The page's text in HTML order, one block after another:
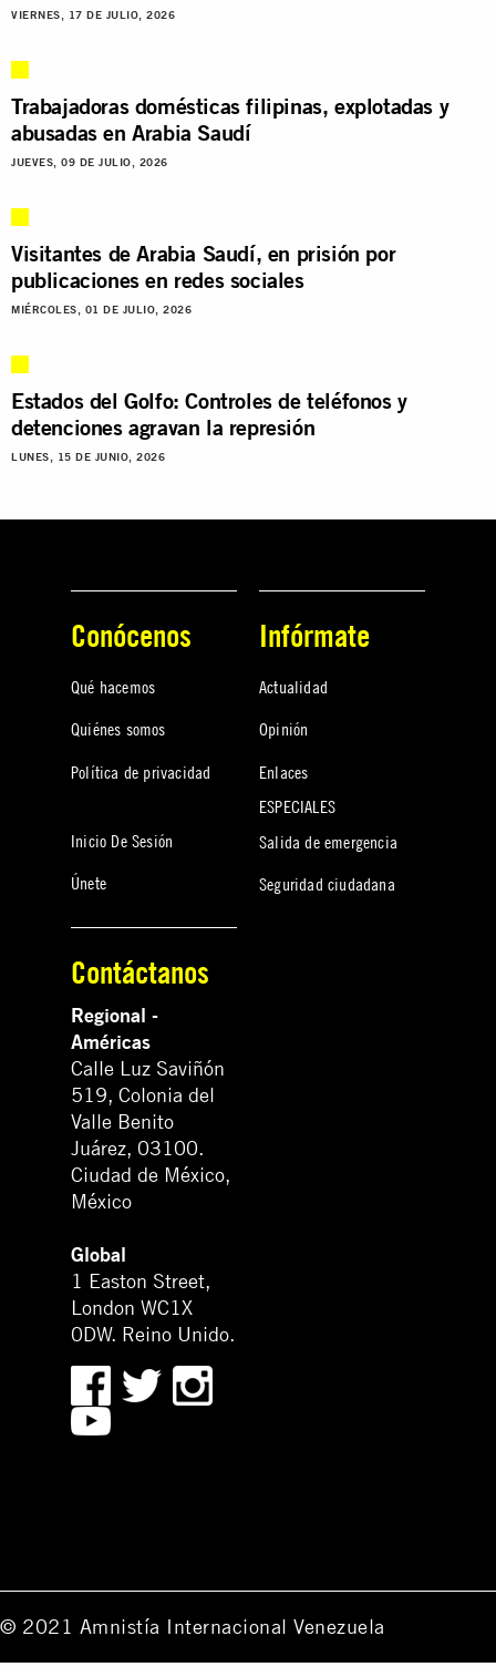
VIERNES, 17 DE JULIO, 2026
Trabajadoras domésticas filipinas, explotadas y
abusadas en Arabia Saudí
JUEVES, 09 DE JULIO, 2026
Visitantes de Arabia Saudí, en prisión por
publicaciones en redes sociales
MIÉRCOLES, 01 DE JULIO, 2026
Estados del Golfo: Controles de teléfonos y
detenciones agravan la represión
LUNES, 15 DE JUNIO, 2026
Conócenos
Qué hacemos
Quiénes somos
Política de privacidad
Inicio De Sesión
Únete
Infórmate
Actualidad
Opinión
Enlaces
ESPECIALES
Salida de emergencia
Seguridad ciudadana
Contáctanos
Regional -
Américas
Calle Luz Saviñón
519, Colonia del
Valle Benito
Juárez, 03100.
Ciudad de México,
México
Global
1 Easton Street,
London WC1X
0DW. Reino Unido.
© 2021 Amnistía Internacional Venezuela